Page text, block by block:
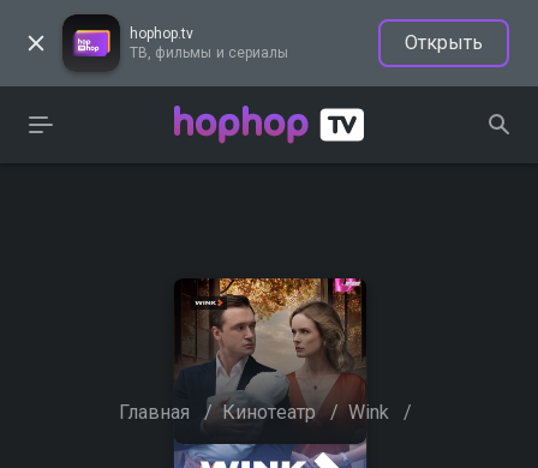
hophop.tv
ТВ, фильмы и сериалы
Открыть
Главная / Кинотеатр / Wink /